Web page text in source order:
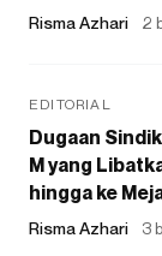
Risma Azhari 2
EDITORIAL
Dugaan
M yang
hingga ke
Risma Azhari 3